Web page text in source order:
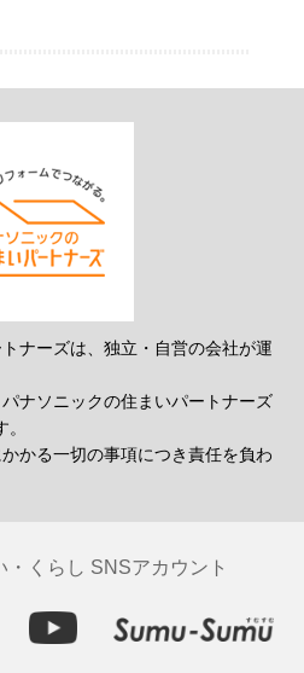
ナーズは、独立・自営の会社が運
ナソニックの住まいパートナーズ
かる一切の事項につき責任を負わ
・くらし SNSアカウント